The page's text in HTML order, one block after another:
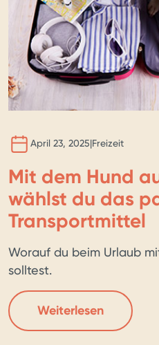
April 23, 2025|Freizeit
Mit dem Hund
wählst du das
Transportmittel
Worauf du beim Urlaub
solltest.
Weiterlesen